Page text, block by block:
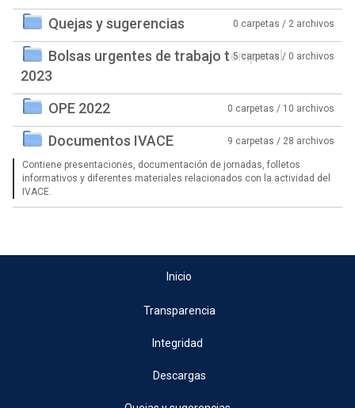
Quejas y sugerencias 0 carpetas / 2 archivos
Bolsas urgentes de trabajo temporal
2023
5 carpetas / 0 archivos
OPE 2022 0 carpetas / 10 archivos
Documentos IVACE 9 carpetas / 28 archivos
Contiene presentaciones, documentación de jornadas, folletos
informativos y diferentes materiales relacionados con la actividad del
IVACE.
Inicio
Transparencia
Integridad
Descargas